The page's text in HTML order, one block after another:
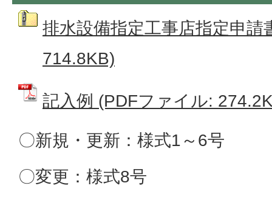
排水設備指定工事店指定申請
714.8KB)
記入例 (PDFファイル:
〇新規・更新：様式1～6号
〇変更：様式8号